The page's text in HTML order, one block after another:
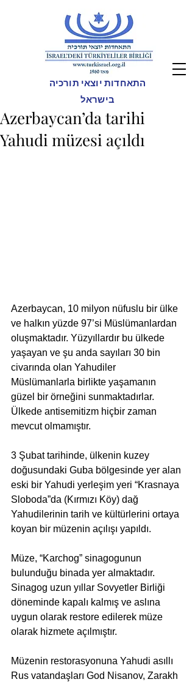
התאחדות יוצאי תורכיה
בישראל
Azerbaycan’da tarihi
Yahudi müzesi açıldı
Azerbaycan, 10 milyon nüfuslu bir ülke
ve halkın yüzde 97’si Müslümanlardan
oluşmaktadır. Yüzyıllardır bu ülkede
yaşayan ve şu anda sayıları 30 bin
civarında olan Yahudiler
Müslümanlarla birlikte yaşamanın
güzel bir örneğini sunmaktadırlar.
Ülkede antisemitizm hiçbir zaman
mevcut olmamıştır.
3 Şubat tarihinde, ülkenin kuzey
doğusundaki Guba bölgesinde yer alan
eski bir Yahudi yerleşim yeri “Krasnaya
Sloboda”da (Kırmızı Köy) dağ
Yahudilerinin tarih ve kültürlerini ortaya
koyan bir müzenin açılışı yapıldı.
Müze, “Karchog” sinagogunun
bulunduğu binada yer almaktadır.
Sinagog uzun yıllar Sovyetler Birliği
döneminde kapalı kalmış ve aslına
uygun olarak restore edilerek müze
olarak hizmete açılmıştır.
Müzenin restorasyonuna Yahudi asıllı
Rus vatandaşları God Nisanov, Zarakh